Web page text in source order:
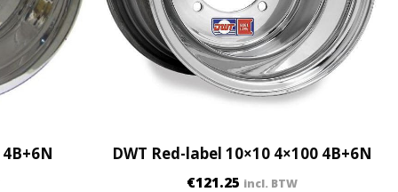
DWT Red-label 10×10 4×100 4B+6N
€121.25 incl. BTW